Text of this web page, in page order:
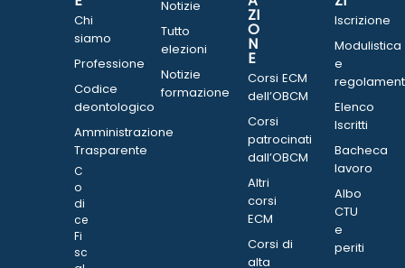
Chi
siamo
Professione
Codice
deontologico
Amministrazione
Trasparente
C
o
di
ce
Fi
sc
Notizie
Tutto
elezioni
Notizie
formazione
ZI
O
N
E
Corsi ECM
dell’OBCM
Corsi
patrocinati
dall’OBCM
Altri
corsi
ECM
Corsi di
alta
Iscrizione
Modulistica
e
Elenco
Iscritti
Bacheca
lavoro
Albo
CTU
e
periti